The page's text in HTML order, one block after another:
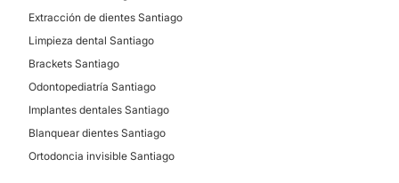
Extracción de dientes Santiago
Limpieza dental Santiago
Brackets Santiago
Odontopediatría Santiago
Implantes dentales Santiago
Blanquear dientes Santiago
Ortodoncia invisible Santiago